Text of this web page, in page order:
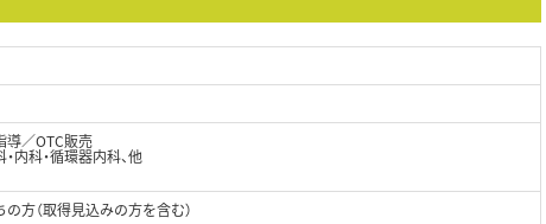
導／OTC販売
内科・循環器内科、他
方（取得見込みの方を含む）